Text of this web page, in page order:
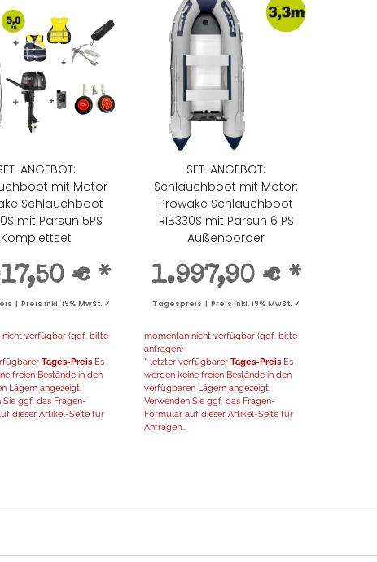
ANGEBOT:
mit Motor
Schlauchboot
mit Parsun 5PS
Komplettset
€ *
| Preis inkl. 19% MwSt. ✓
nicht verfügbar (ggf. bitte
Tages-PreisEs
freien Bestände in den
Lägern angezeigt.
Sie ggf. das Fragen-
dieser Artikel-Seite für
SET-ANGEBOT:
Schlauchboot mit Motor:
Prowake Schlauchboot
RIB330S mit Parsun 6 PS
Außenborder
1.997,90 € *
Tagespreis | Preis inkl. 19% MwSt. ✓
momentan nicht verfügbar (ggf. bitte
anfragen)
* letzter verfügbarerTages-Preis Es
werden keine freien Bestände in den
verfügbaren Lägern angezeigt.
Verwenden Sie ggf. das Fragen-
Formular auf dieser Artikel-Seite für
Anfragen...